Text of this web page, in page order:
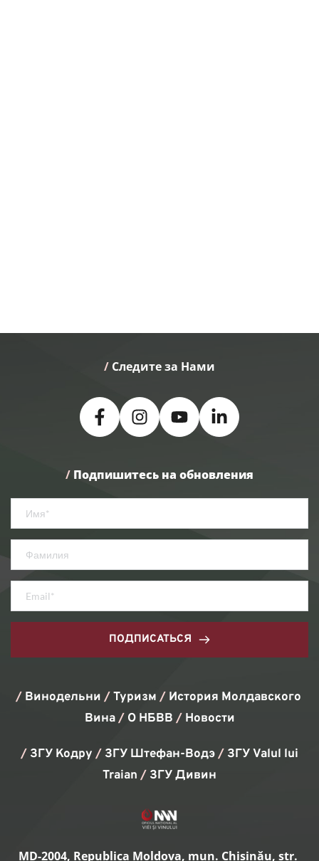
/ Следите за Нами
/ Подпишитесь на обновления
ПОДПИСАТЬСЯ
/ Винодельни / Туризм / История Молдавского
Вина / О НБВВ / Новости
/ ЗГУ Кодру / ЗГУ Штефан-Водэ / ЗГУ Valul lui
Traian / ЗГУ Дивин
MD-2004, Republica Moldova, mun. Chișinău, str.